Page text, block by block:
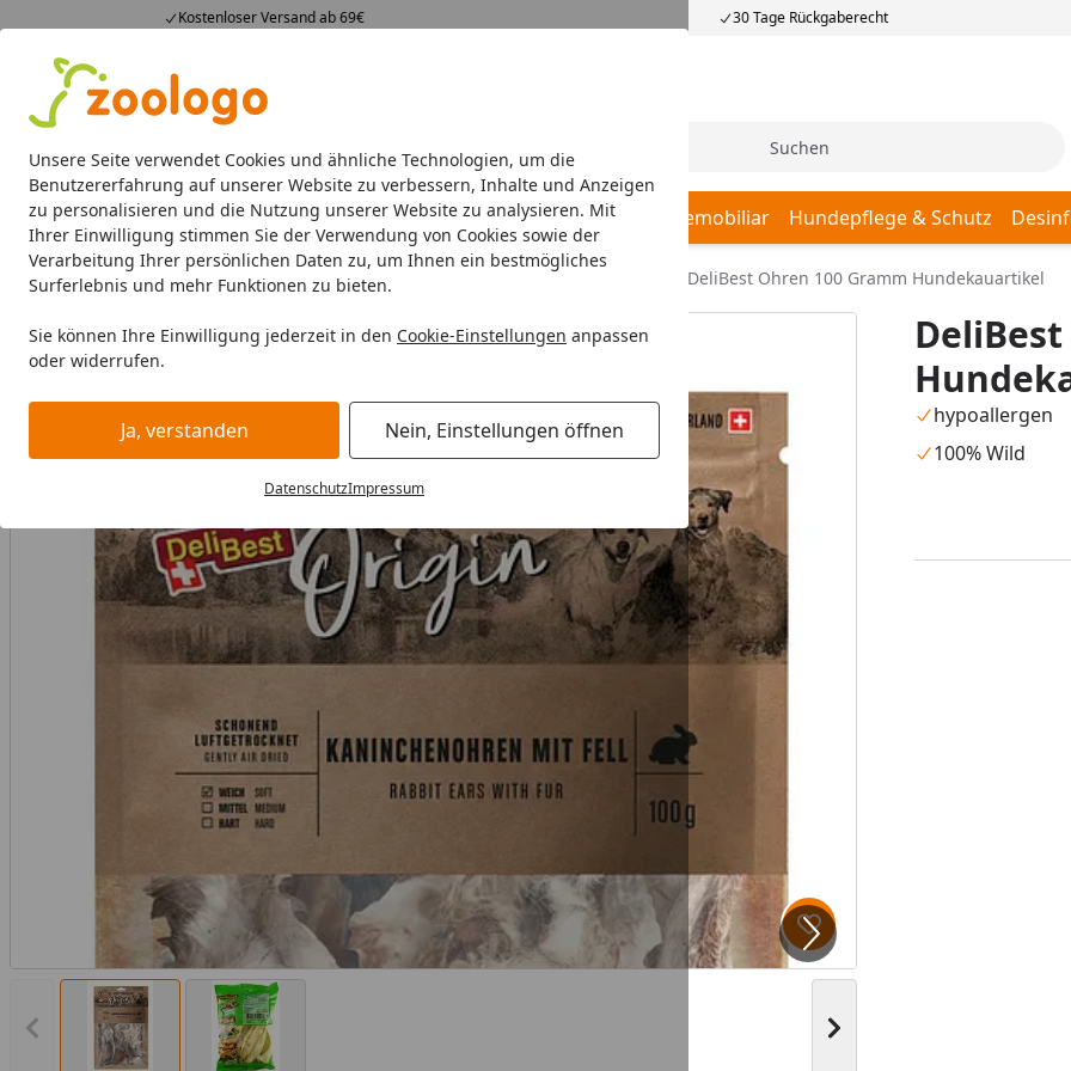
Unsere Seite verwendet Cookies und ähnliche Technologien, um die
Benutzererfahrung auf unserer Website zu verbessern, Inhalte und Anzeigen
zu personalisieren und die Nutzung unserer Website zu analysieren. Mit
Ihrer Einwilligung stimmen Sie der Verwendung von Cookies sowie der
Verarbeitung Ihrer persönlichen Daten zu, um Ihnen ein bestmögliches
Surferlebnis und mehr Funktionen zu bieten.
Sie können Ihre Einwilligung jederzeit in den Cookie-Einstellungen anpassen
oder widerrufen.
Ja, verstanden Nein, Einstellungen öffnen
DatenschutzImpressum
Kostenloser Versand ab 69€ 30 Tage Rückgaberecht
4,74
23.587 Bewertungen
Alle Produkte
Alle Produkte Angebote Neuheiten Sommerhits Suche
Hund Hundefutter Hundenäpfe & Co Hundeschlafplätze Hundemobiliar Hundepflege & Schutz
Startseite
Hund Hundefutter BARF & Frostfutter Kauartikel & Snacks DeliBest Ohren 100 Gramm Hundekauartikel
Vorheriges Bild anzeigen Nächstes Bild anzeigen
Produkt zur Wunschliste
hypoallergen
100% Wild